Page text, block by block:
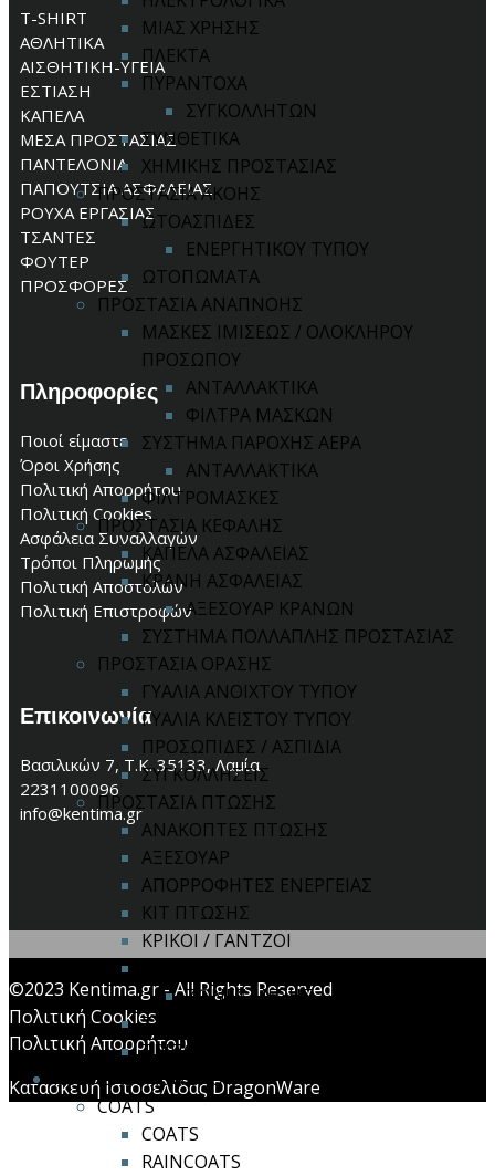
ΜΙΑΣ ΧΡΗΣΗΣ
ΠΛΕΚΤΑ
ΠΥΡΑΝΤΟΧΑ
ΣΥΓΚΟΛΛΗΤΩΝ
ΣΥΝΘΕΤΙΚΑ
ΧΗΜΙΚΗΣ ΠΡΟΣΤΑΣΙΑΣ
ΠΡΟΣΤΑΣΙΑ ΑΚΟΗΣ
ΩΤΟΑΣΠΙΔΕΣ
ΕΝΕΡΓΗΤΙΚΟΥ ΤΥΠΟΥ
ΩΤΟΠΩΜΑΤΑ
ΠΡΟΣΤΑΣΙΑ ΑΝΑΠΝΟΗΣ
ΜΑΣΚΕΣ ΙΜΙΣΕΩΣ / ΟΛΟΚΛΗΡΟΥ
ΠΡΟΣΩΠΟΥ
ΑΝΤΑΛΛΑΚΤΙΚΑ
ΦΙΛΤΡΑ ΜΑΣΚΩΝ
ΣΥΣΤΗΜΑ ΠΑΡΟΧΗΣ ΑΕΡΑ
ΑΝΤΑΛΛΑΚΤΙΚΑ
ΦΙΛΤΡΟΜΑΣΚΕΣ
ΠΡΟΣΤΑΣΙΑ ΚΕΦΑΛΗΣ
ΚΑΠΕΛΑ ΑΣΦΑΛΕΙΑΣ
ΚΡΑΝΗ ΑΣΦΑΛΕΙΑΣ
ΑΞΕΣΟΥΑΡ ΚΡΑΝΩΝ
ΣΥΣΤΗΜΑ ΠΟΛΛΑΠΛΗΣ ΠΡΟΣΤΑΣΙΑΣ
ΠΡΟΣΤΑΣΙΑ ΟΡΑΣΗΣ
ΓΥΑΛΙΑ ΑΝΟΙΧΤΟΥ ΤΥΠΟΥ
ΓΥΑΛΙΑ ΚΛΕΙΣΤΟΥ ΤΥΠΟΥ
ΠΡΟΣΩΠΙΔΕΣ / ΑΣΠΙΔΙΑ
ΣΥΓΚΟΛΛΗΣΕΙΣ
ΠΡΟΣΤΑΣΙΑ ΠΤΩΣΗΣ
ΑΝΑΚΟΠΤΕΣ ΠΤΩΣΗΣ
ΑΞΕΣΟΥΑΡ
ΑΠΟΡΡΟΦΗΤΕΣ ΕΝΕΡΓΕΙΑΣ
ΚΙΤ ΠΤΩΣΗΣ
ΚΡΙΚΟΙ / ΓΑΝΤΖΟΙ
ΖΩΝΕΣ ΜΕΣΗΣ
ΣΧΟΙΝΙΑ
ΤΡΙΠΟΔΑΣ
ROLY CASUAL & SPORT
COATS
COATS
RAINCOATS
T-SHIRT
ΑΘΛΗΤΙΚΑ
ΑΙΣΘΗΤΙΚΗ-ΥΓΕΙΑ
ΕΣΤΙΑΣΗ
ΚΑΠΕΛΑ
ΜΕΣΑ ΠΡΟΣΤΑΣΙΑΣ
ΠΑΝΤΕΛΟΝΙΑ
ΠΑΠΟΥΤΣΙΑ ΑΣΦΑΛΕΙΑΣ
ΡΟΥΧΑ ΕΡΓΑΣΙΑΣ
ΤΣΑΝΤΕΣ
ΦΟΥΤΕΡ
ΠΡΟΣΦΟΡΕΣ
Πληροφορίες
Ποιοί είμαστε
Όροι Χρήσης
Πολιτική Απορρήτου
Πολιτική Cookies
Ασφάλεια Συναλλαγών
Τρόποι Πληρωμής
Πολιτική Αποστολών
Πολιτική Επιστροφών
Επικοινωνία
Βασιλικών 7, Τ.Κ. 35133, Λαμία
2231100096
info@kentima.gr
©2023 Kentima.gr - All Rights Reserved
Πολιτική Cookies
Πολιτική Απορρήτου
Κατασκευή Ιστοσελίδας DragonWare